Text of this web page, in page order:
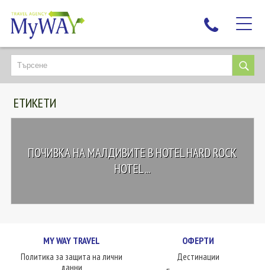
НАЙ-ТЪРСЕНИ
ДЕСТИНАЦИИ
ЕКЗОТИЧНИ ПОЧИВКИ
ЛЮБОПИТНО
КОНТАКТИ
ЕТИКЕТИ
ПОЧИВКА НА МАЛДИВИТЕ В HOTEL HARD ROCK
HOTEL ...
MY WAY TRAVEL
Политика за защита на лични
данни
ОФЕРТИ
Дестинации